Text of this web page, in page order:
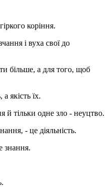
коріння.
і вуха свої до
більше, а для того, щоб
якість їх.
й тільки одне зло - неуцтво.
- це діяльність.
знання.